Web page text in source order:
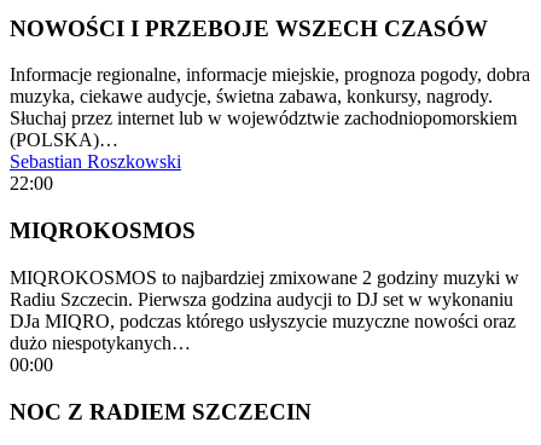
NOWOŚCI I PRZEBOJE WSZECH CZASÓW
Informacje regionalne, informacje miejskie, prognoza pogody, dobra
muzyka, ciekawe audycje, świetna zabawa, konkursy, nagrody.
Słuchaj przez internet lub w województwie zachodniopomorskiem
(POLSKA)…
Sebastian Roszkowski
22:00
MIQROKOSMOS
MIQROKOSMOS to najbardziej zmixowane 2 godziny muzyki w
Radiu Szczecin. Pierwsza godzina audycji to DJ set w wykonaniu
DJa MIQRO, podczas którego usłyszycie muzyczne nowości oraz
dużo niespotykanych…
00:00
NOC Z RADIEM SZCZECIN